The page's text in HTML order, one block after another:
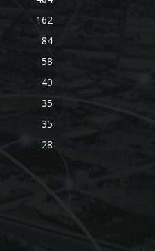
162
84
58
40
35
35
28